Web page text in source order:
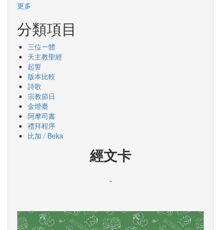
更多
分類項目
三位一體
天主教聖經
起誓
版本比較
詩歌
宗教節日
金燈臺
阿摩司書
禮拜程序
比加 / Beka
經文卡
-